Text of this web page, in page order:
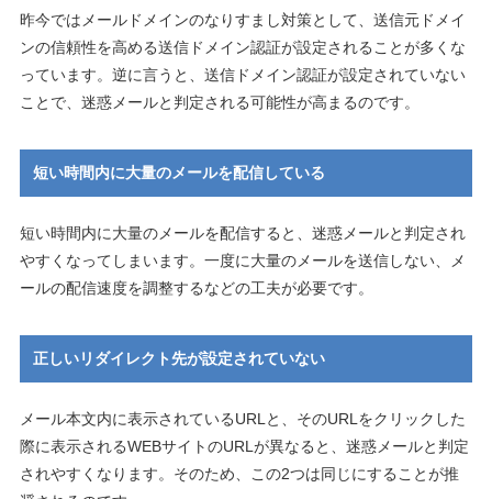
昨今ではメールドメインのなりすまし対策として、送信元ドメイ
ンの信頼性を高める送信ドメイン認証が設定されることが多くな
っています。逆に言うと、送信ドメイン認証が設定されていない
ことで、迷惑メールと判定される可能性が高まるのです。
短い時間内に大量のメールを配信している
短い時間内に大量のメールを配信すると、迷惑メールと判定され
やすくなってしまいます。一度に大量のメールを送信しない、メ
ールの配信速度を調整するなどの工夫が必要です。
正しいリダイレクト先が設定されていない
メール本文内に表示されているURLと、そのURLをクリックした
際に表示されるWEBサイトのURLが異なると、迷惑メールと判定
されやすくなります。そのため、この2つは同じにすることが推